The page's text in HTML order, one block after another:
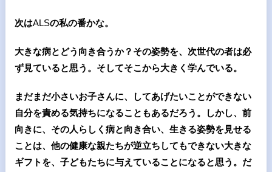
次はALSの私の番かな。
大きな病とどう向き合うか？その姿勢を、次世代の者は必
ず見ていると思う。そしてそこから大きく学んでいる。
まだまだ小さいお子さんに、してあげたいことができない
自分を責める気持ちになることもあるだろう。しかし、前
向きに、その人らしく病と向き合い、生きる姿勢を見せる
ことは、他の健康な親たちが逆立ちしてもできない大きな
ギフトを、子どもたちに与えていることになると思う。だ